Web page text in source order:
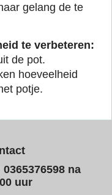
gelang de te
te verbeteren:
de pot.
hoeveelheid
potje.
0365376598 na
uur